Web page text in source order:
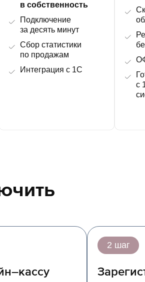
в собственность
Подключение
за десять минут
Сбор статистики
по продажам
Интеграция с 1С
с
2 шаг